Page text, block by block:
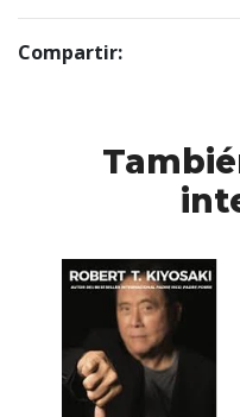
Compartir: